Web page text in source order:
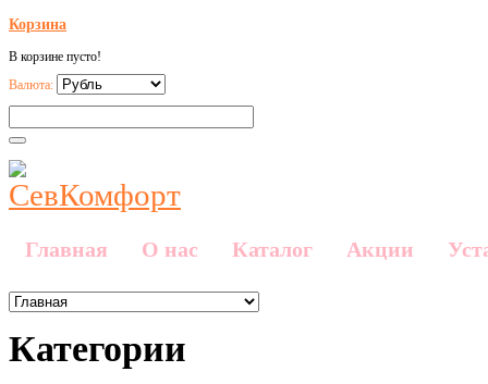
Корзина
В корзине пусто!
Валюта:
Главная О нас Каталог Акции
Категории